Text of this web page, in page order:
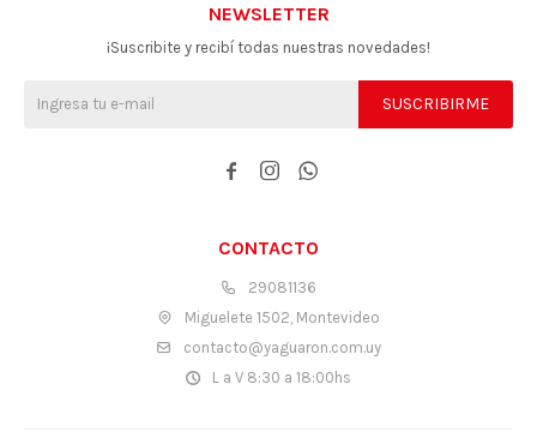
CONTACTO
29081136
Miguelete 1502, Montevideo
contacto@yaguaron.com.uy
L a V 8:30 a 18:00hs
NEWSLETTER
¡Suscribite y recibí todas nuestras novedades!
SUSCRIBIRME
  